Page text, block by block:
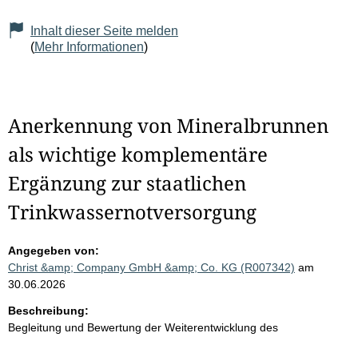
Inhalt dieser Seite melden
(Mehr Informationen)
Anerkennung von Mineralbrunnen
als wichtige komplementäre
Ergänzung zur staatlichen
Trinkwassernotversorgung
Angegeben von:
Christ &amp; Company GmbH &amp; Co. KG (R007342) am
30.06.2026
Beschreibung:
Begleitung und Bewertung der Weiterentwicklung des